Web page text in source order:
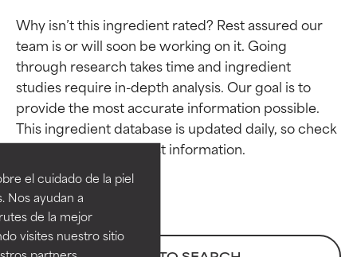
el cuidado de la piel
Nos ayudan a
de la mejor
visites nuestro sitio
Why isn’t this ingredient rated? Rest assured our
team is or will soon be working on it. Going
through research takes time and ingredient
studies require in-depth analysis. Our goal is to
provide the most accurate information possible.
This ingredient database is updated daily, so check
Calificaciones de
ingredientes
EXCELENTE
Ingrediente sobresaliente con
beneficios reales para la piel. Su
eficacia está demostrada y
Calificaciones de
ingredientes
EXCELENTE
Ingrediente sobresaliente con
beneficios reales para la piel. Su
eficacia está demostrada y